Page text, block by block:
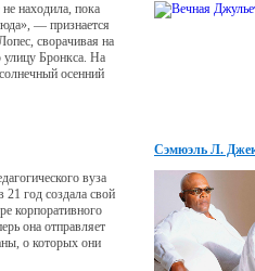
находила, пока
— признается
сворачивая на
Бронкса. На
осенний
с выдающимися
сзади.
вуза
21 год создала свой
корпоративного
она отправляет
о которых они
Сэмюэль Л.